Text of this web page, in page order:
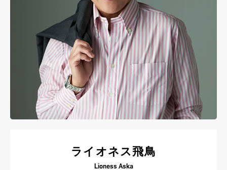
ライオネス飛鳥
Lioness Aska